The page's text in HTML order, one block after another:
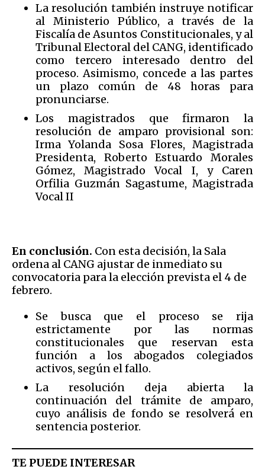
La resolución también instruye notificar
al Ministerio Público, a través de la
Fiscalía de Asuntos Constitucionales, y al
Tribunal Electoral del CANG, identificado
como tercero interesado dentro del
proceso. Asimismo, concede a las partes
un plazo común de 48 horas para
pronunciarse.
Los magistrados que firmaron la
resolución de amparo provisional son:
Irma Yolanda Sosa Flores, Magistrada
Presidenta, Roberto Estuardo Morales
Gómez, Magistrado Vocal I, y Caren
Orfilia Guzmán Sagastume, Magistrada
Vocal II
En conclusión. Con esta decisión, la Sala
ordena al CANG ajustar de inmediato su
convocatoria para la elección prevista el 4 de
febrero.
Se busca que el proceso se rija
estrictamente por las normas
constitucionales que reservan esta
función a los abogados colegiados
activos, según el fallo.
La resolución deja abierta la
continuación del trámite de amparo,
cuyo análisis de fondo se resolverá en
sentencia posterior.
TE PUEDE INTERESAR